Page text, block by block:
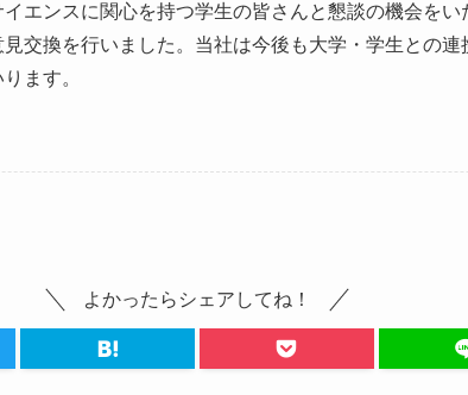
エンスに関心を持つ学生の皆さんと懇談の機会を
交換を行いました。当社は今後も大学・学生との
ます。
よかったらシェアしてね！